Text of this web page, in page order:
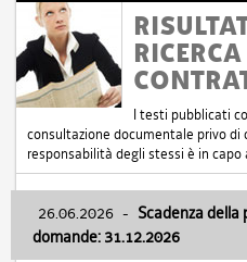
I testi pubblicati
consultazione documentale privo di
responsabilità degli stessi è in
26.06.2026 - Scadenza
domande: 31.12.2026